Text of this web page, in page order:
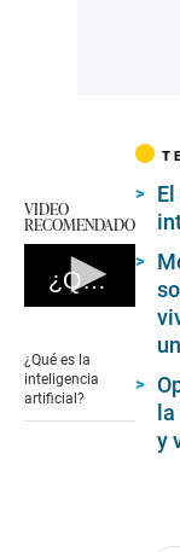
VIDEO
RECOMENDADO
¿Qué es la inteligencia artificial?
of
1
minute,
¿Qué es la
inteligencia
artificial?
y